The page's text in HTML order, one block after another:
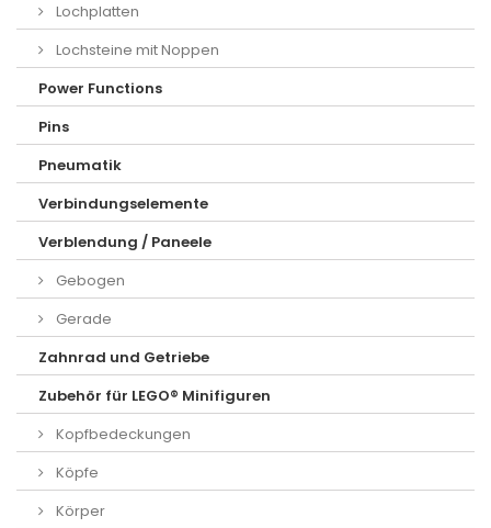
Lochplatten
Lochsteine mit Noppen
Power Functions
Pins
Pneumatik
Verbindungselemente
Verblendung / Paneele
Gebogen
Gerade
Zahnrad und Getriebe
Zubehör für LEGO® Minifiguren
Kopfbedeckungen
Köpfe
Körper